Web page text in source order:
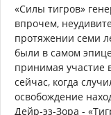
«Силы тигров»
впрочем,
протяжении семи
были в самом
принимая участие
сейчас, когда
освобождение
Дейр-эз-Зора -